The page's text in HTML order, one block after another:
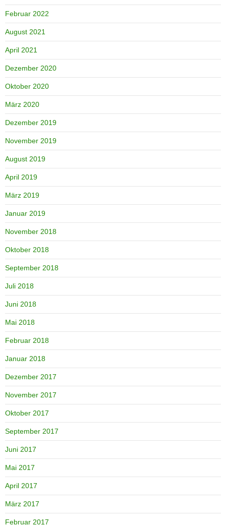
Februar 2022
August 2021
April 2021
Dezember 2020
Oktober 2020
März 2020
Dezember 2019
November 2019
August 2019
April 2019
März 2019
Januar 2019
November 2018
Oktober 2018
September 2018
Juli 2018
Juni 2018
Mai 2018
Februar 2018
Januar 2018
Dezember 2017
November 2017
Oktober 2017
September 2017
Juni 2017
Mai 2017
April 2017
März 2017
Februar 2017